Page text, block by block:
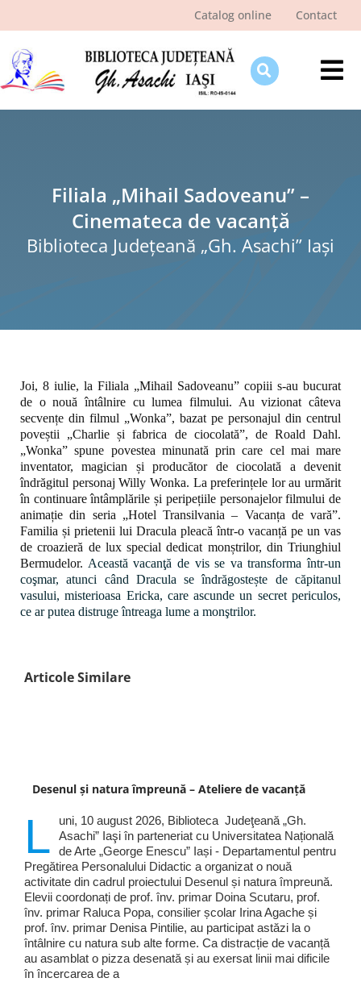
Catalog online Contact
Ştiri şi evenimente
Programe şi proiecte
Interes public
Filiala „Mihail Sadoveanu” –
Cinemateca de vacanță
Biblioteca Judeţeană „Gh. Asachi” Iaşi
Joi, 8 iulie, la Filiala „Mihail Sadoveanu” copiii s-au bucurat
de o nouă întâlnire cu lumea filmului. Au vizionat câteva
secvențe din filmul „Wonka”, bazat pe personajul din centrul
poveștii „Charlie și fabrica de ciocolată”, de Roald Dahl.
„Wonka” spune povestea minunată prin care cel mai mare
inventator, magician și producător de ciocolată a devenit
îndrăgitul personaj Willy Wonka. La preferințele lor au urmărit
în continuare întâmplările și peripețiile personajelor filmului de
animație din seria „Hotel Transilvania – Vacanța de vară”.
Familia și prietenii lui Dracula pleacă într-o vacanță pe un vas
de croazieră de lux special dedicat monștrilor, din Triunghiul
Bermudelor. Această vacanţă de vis se va transforma într-un
coşmar, atunci când Dracula se îndrăgostește de căpitanul
vasului, misterioasa Ericka, care ascunde un secret periculos,
ce ar putea distruge întreaga lume a monştrilor.
Articole Similare
Desenul și natura împreună – Ateliere de vacanță
L
uni, 10 august 2026, Biblioteca Judeţeană „Gh.
Asachi” Iaşi în parteneriat cu Universitatea Națională
de Arte „George Enescu” Iași - Departamentul pentru
Pregătirea Personalului Didactic a organizat o nouă
activitate din cadrul proiectului Desenul și natura împreună.
Elevii coordonați de prof. înv. primar Doina Scutaru, prof.
înv. primar Raluca Popa, consilier școlar Irina Agache și
prof. înv. primar Denisa Pintilie, au participat astăzi la o
întâlnire cu natura sub alte forme. Ca distracție de vacanță
au asamblat o pizza desenată și au exersat linii mai dificile
în încercarea de a